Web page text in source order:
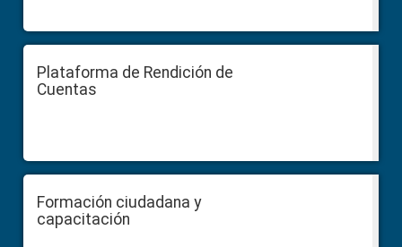
Plataforma de Rendición de
Cuentas
Formación ciudadana y
capacitación